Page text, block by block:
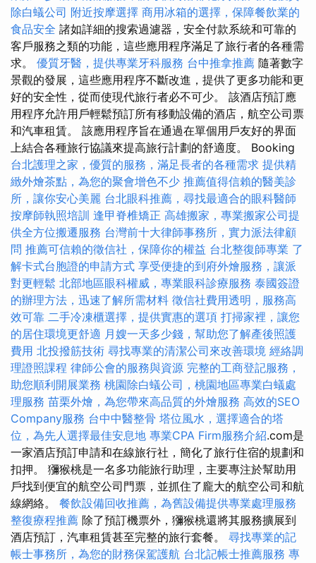
除白蟻公司 附近按摩選擇 商用冰箱的選擇，保障餐飲業的
食品安全 諸如詳細的搜索過濾器，安全付款系統和可靠的
客戶服務之類的功能，這些應用程序滿足了旅行者的各種需
求。 優質牙醫，提供專業牙科服務 台中推拿推薦 隨著數字
景觀的發展，這些應用程序不斷改進，提供了更多功能和更
好的安全性，從而使現代旅行者必不可少。 該酒店預訂應
用程序允許用戶輕鬆預訂所有移動設備的酒店，航空公司票
和汽車租賃。 該應用程序旨在通過在單個用戶友好的界面
上結合各種旅行協議來提高旅行計劃的舒適度。 Booking
台北護理之家，優質的服務，滿足長者的各種需求 提供精
緻外燴茶點，為您的聚會增色不少 推薦值得信賴的醫美診
所，讓你安心美麗 台北眼科推薦，尋找最適合的眼科醫師
按摩師執照培訓 逢甲脊椎矯正 高雄搬家，專業搬家公司提
供全方位搬遷服務 台灣前十大律師事務所，實力派法律顧
問 推薦可信賴的徵信社，保障你的權益 台北整復師專業 了
解卡式台胞證的申請方式 享受便捷的到府外燴服務，讓派
對更輕鬆 北部地區眼科權威，專業眼科診療服務 泰國簽證
的辦理方法，迅速了解所需材料 徵信社費用透明，服務高
效可靠 二手冷凍櫃選擇，提供實惠的選項 打掃家裡，讓您
的居住環境更舒適 月嫂一天多少錢，幫助您了解產後照護
費用 北投撥筋技術 尋找專業的清潔公司來改善環境 經絡調
理證照課程 律師公會的服務與資源 完整的工商登記服務，
助您順利開展業務 桃園除白蟻公司，桃園地區專業白蟻處
理服務 苗栗外燴，為您帶來高品質的外燴服務 高效的SEO
Company服務 台中中醫整骨 塔位風水，選擇適合的塔
位，為先人選擇最佳安息地 專業CPA Firm服務介紹.com是
一家酒店預訂申請和在線旅行社，簡化了旅行住宿的規劃和
扣押。 獼猴桃是一名多功能旅行助理，主要專注於幫助用
戶找到便宜的航空公司門票，並抓住了龐大的航空公司和航
線網絡。 餐飲設備回收推薦，為舊設備提供專業處理服務
整復療程推薦 除了預訂機票外，獼猴桃還將其服務擴展到
酒店預訂，汽車租賃甚至完整的旅行套餐。 尋找專業的記
帳士事務所，為您的財務保駕護航 台北記帳士推薦服務 專